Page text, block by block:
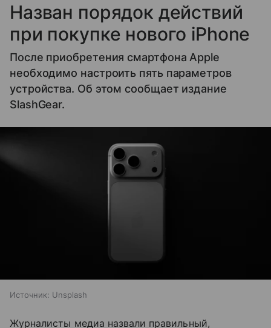
Назван порядок действий
при покупке нового iPhone
После приобретения смартфона Apple
необходимо настроить пять параметров
устройства. Об этом сообщает издание
SlashGear.
Источник: Unsplash
Журналисты медиа назвали правильный,